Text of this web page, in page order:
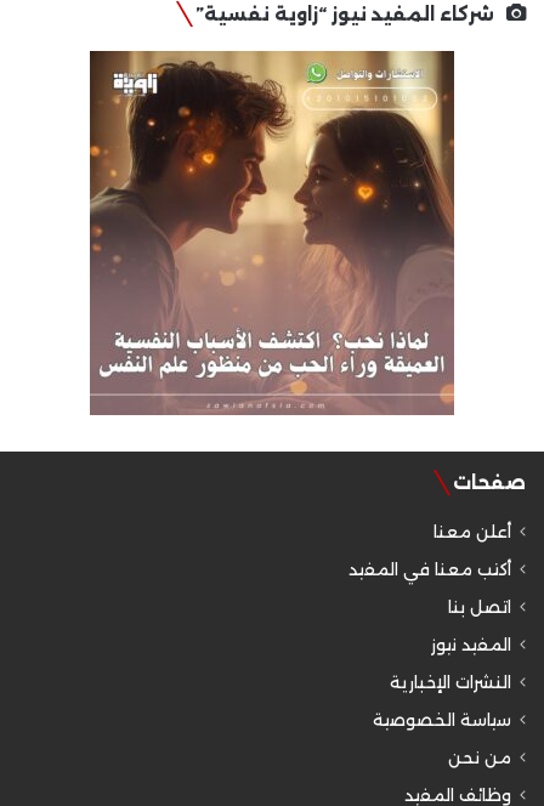
شركاء المفيد نيوز “زاوية نفسية”
صفحات
أعلن معنا
أكتب معنا في المفيد
اتصل بنا
المفيد نيوز
النشرات الإخبارية
سياسة الخصوصية
من نحن
وظائف المفيد